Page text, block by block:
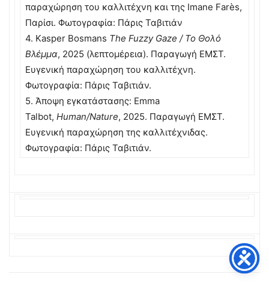
παραχώρηση του καλλιτέχνη και της Imane Farès,
Παρίσι. Φωτογραφία: Πάρις Ταβιτιάν
4. Kasper Bosmans The Fuzzy Gaze / Το Θολό
Βλέμμα, 2025 (λεπτομέρεια). Παραγωγή ΕΜΣΤ.
Ευγενική παραχώρηση του καλλιτέχνη.
Φωτογραφία: Πάρις Ταβιτιάν.
5. Άποψη εγκατάστασης: Emma
Talbot, Human/Nature, 2025. Παραγωγή ΕΜΣΤ.
Ευγενική παραχώρηση της καλλιτέχνιδας.
Φωτογραφία: Πάρις Ταβιτιάν.